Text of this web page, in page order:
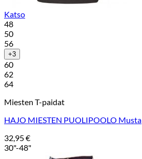
Katso
48
50
56
+3
60
62
64
Miesten T-paidat
HAJO MIESTEN PUOLIPOOLO Musta
32,95€
30"-48"